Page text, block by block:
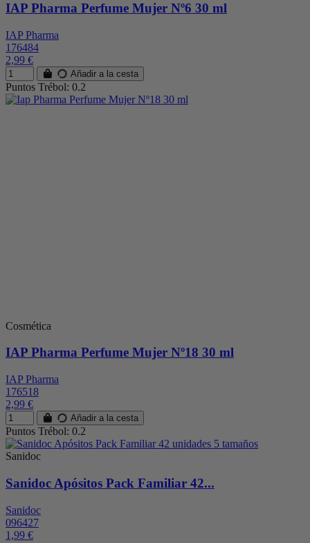
IAP Pharma Perfume Mujer Nº6 30 ml
IAP Pharma
176484
2,99 €
Añadir a la cesta
Puntos Trébol: 0.2
Cosmética
IAP Pharma Perfume Mujer Nº18 30 ml
IAP Pharma
176518
2,99 €
Añadir a la cesta
Puntos Trébol: 0.2
Sanidoc
Sanidoc Apósitos Pack Familiar 42...
Sanidoc
096427
1,99 €